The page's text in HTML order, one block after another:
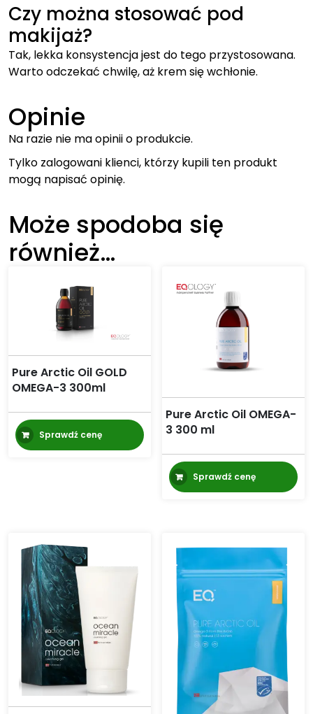
Czy można stosować pod
makijaż?
Tak, lekka konsystencja jest do tego przystosowana.
Warto odczekać chwilę, aż krem się wchłonie.
Opinie
Na razie nie ma opinii o produkcie.
Tylko zalogowani klienci, którzy kupili ten produkt
mogą napisać opinię.
Może spodoba się
również…
Pure Arctic Oil GOLD
OMEGA-3 300ml
Sprawdź cenę
Pure Arctic Oil OMEGA-
3 300 ml
Sprawdź cenę